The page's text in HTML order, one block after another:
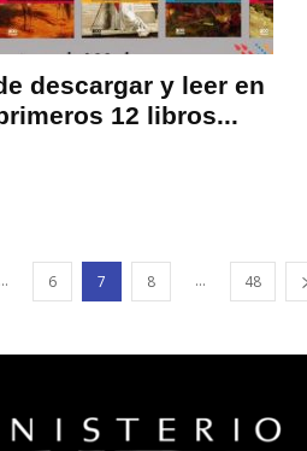
descargar y leer en
12 libros...
... 6 7 8 ... 48